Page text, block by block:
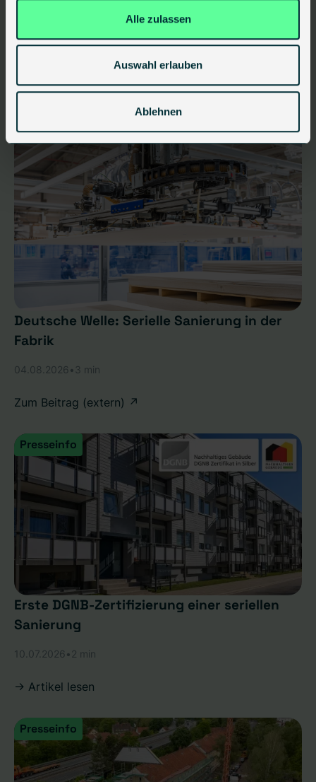
Alle zulassen
Auswahl erlauben
Ablehnen
Weitere Artikel
externe Medien
Deutsche Welle: Serielle Sanierung in der
Fabrik
04.08.2026 • 3 min
Zum Beitrag (extern) ↗
Presseinfo
Erste DGNB-Zertifizierung einer seriellen
Sanierung
10.07.2026 • 2 min
-> Artikel lesen
Presseinfo